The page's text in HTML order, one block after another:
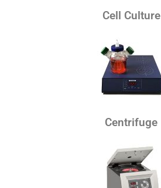
Cell Culture
Centrifuge